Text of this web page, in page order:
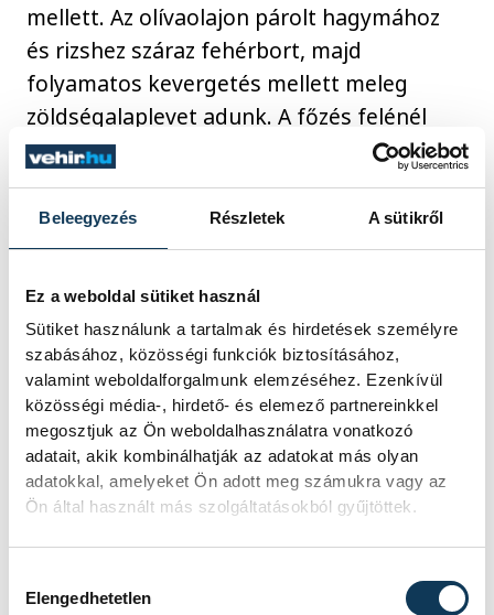
Beleegyezés Részletek A sütikről
Ez a weboldal sütiket használ
Sütiket használunk a tartalmak és hirdetések személyre
szabásához, közösségi funkciók biztosításához,
valamint weboldalforgalmunk elemzéséhez. Ezenkívül
közösségi média-, hirdető- és elemező partnereinkkel
megosztjuk az Ön weboldalhasználatra vonatkozó
adatait, akik kombinálhatják az adatokat más olyan
adatokkal, amelyeket Ön adott meg számukra vagy az
Ön által használt más szolgáltatásokból gyűjtöttek.
Elengedhetetlen
mellett. Az olívaolajon párolt hagymához
és rizshez száraz fehérbort, majd
folyamatos kevergetés mellett meleg
zöldségalaplevet adunk. A főzés felénél
belekeverjük a zsenge zöldspárga
darabokat. Amikor a rizs megpuhult, a
tűzről levéve hideg vajjal, parmezánnal és a
szárról lecsipkedett apró bodzavirágokkal
krémessé avatjuk az ételt.
Bodzás-gines eperlekvár
A tavasz két jellegzetes ízét zárhatjuk
üvegbe ezzel a módszerrel. A darabolt
epret citromlével főzni kezdjük, majd egy
tiszta gézbe kötve bodzavirágokat
lógatunk a rotyogó gyümölcsbe, hogy az
illóolajok átjárják a lekvárt. A befőzőcukor
hozzáadása és a rövid forralás után a